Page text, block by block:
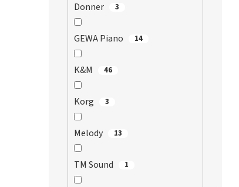
Donner 3
GEWA Piano 14
K&M 46
Korg 3
Melody 13
TM Sound 1